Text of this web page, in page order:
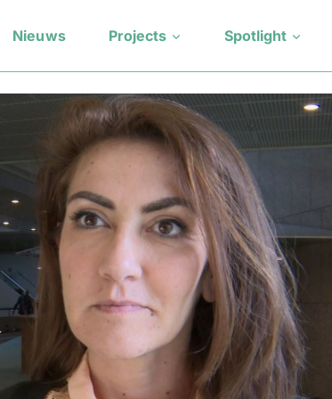
Nieuws Projects Spotlight